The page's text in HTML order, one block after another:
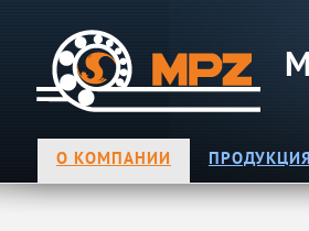
O КОМПАНИИ ПРОДУКЦИЯ